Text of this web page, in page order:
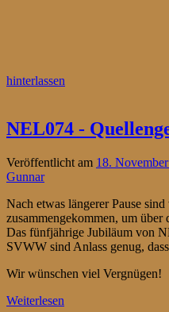
hinterlassen
NEL074 -
Veröffentlicht am 18.
Gunnar
Nach etwas längerer Pause
zusammengekommen, um über
Das fünfjährige Jubiläum von
SVWW sind Anlass genug,
Wir wünschen viel Vergnügen!
Weiterlesen